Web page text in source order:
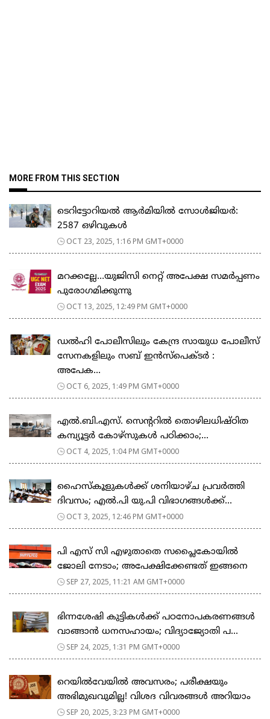
MORE FROM THIS SECTION
ടെറിട്ടോറിയൽ ആർമിയിൽ സോൾജിയർ:
2587 ഒഴിവുകൾ
OCT 23, 2025, 1:16 PM GMT+0000
മറക്കല്ലേ…യുജിസി നെറ്റ് അപേക്ഷ സമർപ്പണം
പുരോഗമിക്കുന്നു
OCT 13, 2025, 12:49 PM GMT+0000
ഡൽഹി പോലീസിലും കേന്ദ്ര സായുധ പോലീസ്
സേനകളിലും സബ് ഇൻസ്പെക്ടർ :
അപേക...
OCT 6, 2025, 1:49 PM GMT+0000
എല്‍.ബി.എസ്. സെന്ററില്‍ തൊഴിലധിഷ്ഠിത
കമ്പ്യൂട്ടർ കോഴ്സുകൾ പഠിക്കാം;...
OCT 4, 2025, 1:04 PM GMT+0000
ഹൈസ്കൂളുകൾക്ക് ശനിയാഴ്ച പ്രവർത്തി
ദിവസം; എൽ.പി യു.പി വിഭാ​ഗങ്ങൾക്ക്...
OCT 3, 2025, 12:46 PM GMT+0000
പി എസ് സി എഴുതാതെ സപ്ലൈകോയിൽ
ജോലി നേടാം; അപേക്ഷിക്കേണ്ടത് ഇങ്ങനെ
SEP 27, 2025, 11:21 AM GMT+0000
ഭിന്നശേഷി കുട്ടികൾക്ക് പഠനോപകരണങ്ങൾ
വാങ്ങാൻ ധനസഹായം; വിദ്യാജ്യോതി പ...
SEP 24, 2025, 1:31 PM GMT+0000
റെയിൽവേയിൽ അവസരം; പരീക്ഷയും
അഭിമുഖവുമില്ല! വിശദ വിവരങ്ങൾ അറിയാം
SEP 20, 2025, 3:23 PM GMT+0000